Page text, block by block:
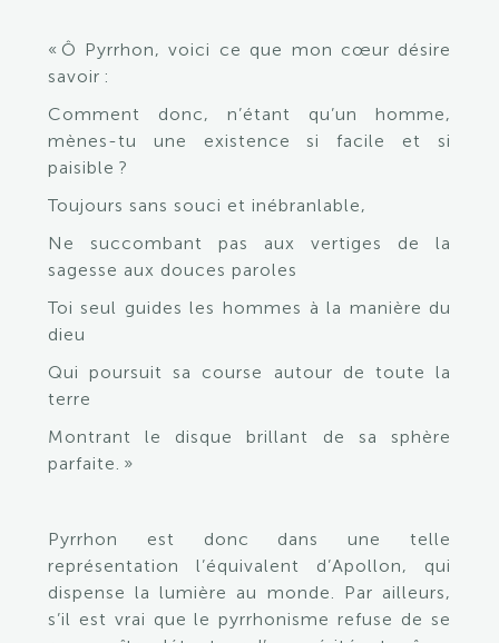
« Ô Pyrrhon, voici ce que mon cœur désire
savoir :
Comment donc, n’étant qu’un homme,
mènes-tu une existence si facile et si
paisible ?
Toujours sans souci et inébranlable,
Ne succombant pas aux vertiges de la
sagesse aux douces paroles
Toi seul guides les hommes à la manière du
dieu
Qui poursuit sa course autour de toute la
terre
Montrant le disque brillant de sa sphère
parfaite. »
Pyrrhon est donc dans une telle
représentation l’équivalent d’Apollon, qui
dispense la lumière au monde. Par ailleurs,
s’il est vrai que le pyrrhonisme refuse de se